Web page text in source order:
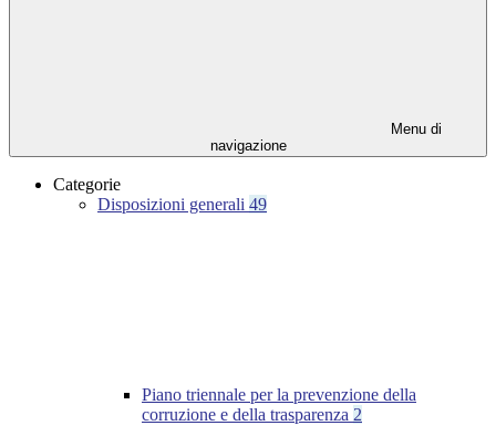
Menu di
navigazione
Categorie
Disposizioni generali 49
Piano triennale per la prevenzione della
corruzione e della trasparenza 2